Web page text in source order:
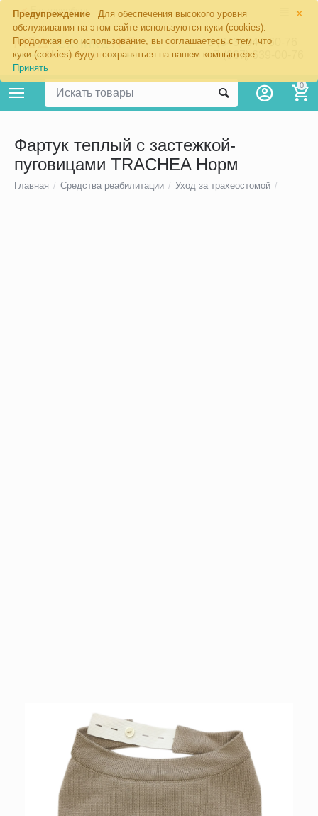
×
Предупреждение
Для обеспечения высокого уровня
обслуживания на этом сайте используются куки (cookies).
Продолжая его использование, вы соглашаетесь с тем, что
куки (cookies) будут сохраняться на вашем компьютере:
Принять
Екатеринбург
8 (343) 344-60-76
+7 (967) 639-00-76
0
Фартук теплый с застежкой-
пуговицами TRACHEA Норм
Главная / Средства реабилитации / Уход за трахеостомой /